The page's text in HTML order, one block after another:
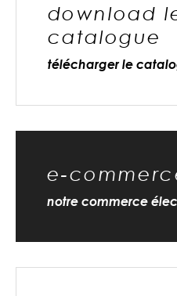
download
catalogue
télécharger le
e-
notre commerce